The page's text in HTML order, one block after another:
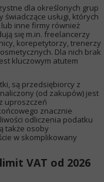
dla określonych grup
usługi, których
inne firmy również
się m.in. freelancerzy
korepetytorzy, trenerzy
Dla nich brak
kluczowym atutem
są przedsiębiorcy z
(od zakupów) jest
uproszczeń
znacznie
odliczenia podatku
także osoby
w skomplikowany
VAT od 2026